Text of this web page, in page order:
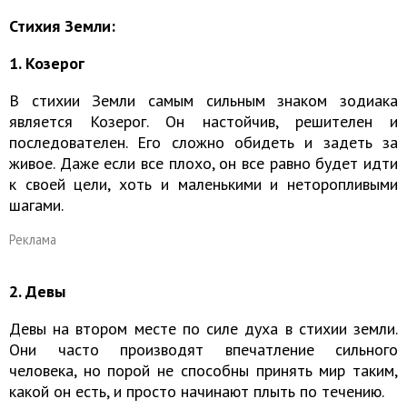
Стихия Земли:
1. Козерог
В стихии Земли самым сильным знаком зодиака
является Козерог. Он настойчив, решителен и
последователен. Его сложно обидеть и задеть за
живое. Даже если все плохо, он все равно будет идти
к своей цели, хоть и маленькими и неторопливыми
шагами.
Реклама
2. Девы
Девы на втором месте по силе духа в стихии земли.
Они часто производят впечатление сильного
человека, но порой не способны принять мир таким,
какой он есть, и просто начинают плыть по течению.